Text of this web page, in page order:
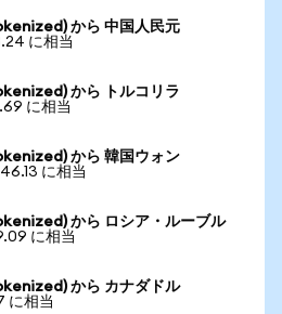
から 中国人民元
に相当
から トルコリラ
に相当
から 韓国ウォン
に相当
から ロシア・ルーブル
に相当
から カナダドル
に相当